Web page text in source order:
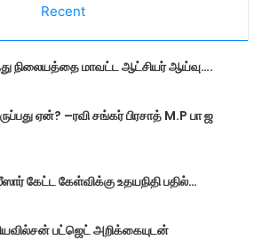
Recent
நிலையத்தை மாவட்ட ஆட்சியர் ஆய்வு….
ஏன்? –ரவி சங்கர் பிரசாத் M.P பா ஜ
கேட்ட கேள்விக்கு உதயநிதி பதில்…
பட்ஜெட் அறிக்கையுடன்